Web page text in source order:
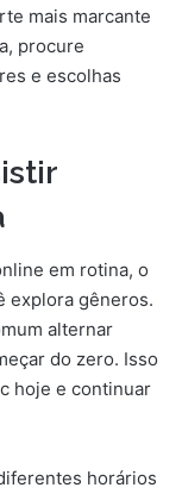
mais marcante
procure
e escolhas
em rotina, o
explora gêneros.
alternar
do zero. Isso
hoje e continuar
horários